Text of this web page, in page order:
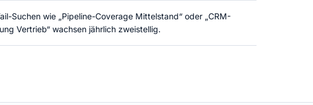
Suchen wie „Pipeline-Coverage Mittelstand“ oder „CRM-
Vertrieb“ wachsen jährlich zweistellig.